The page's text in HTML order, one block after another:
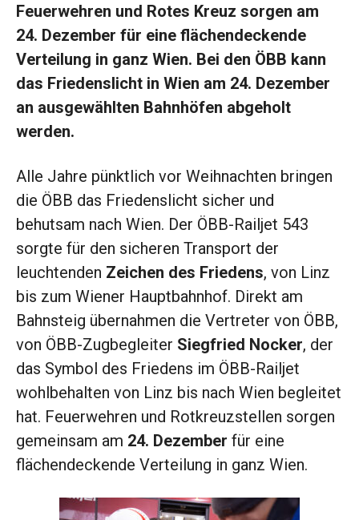
Feuerwehren und Rotes Kreuz sorgen am
24. Dezember für eine flächendeckende
Verteilung in ganz Wien. Bei den ÖBB kann
das Friedenslicht in Wien am 24. Dezember
an ausgewählten Bahnhöfen abgeholt
werden.
Alle Jahre pünktlich vor Weihnachten bringen
die ÖBB das Friedenslicht sicher und
behutsam nach Wien. Der ÖBB-Railjet 543
sorgte für den sicheren Transport der
leuchtenden Zeichen des Friedens, von Linz
bis zum Wiener Hauptbahnhof. Direkt am
Bahnsteig übernahmen die Vertreter von ÖBB,
von ÖBB-Zugbegleiter Siegfried Nocker, der
das Symbol des Friedens im ÖBB-Railjet
wohlbehalten von Linz bis nach Wien begleitet
hat. Feuerwehren und Rotkreuzstellen sorgen
gemeinsam am 24. Dezember für eine
flächendeckende Verteilung in ganz Wien.